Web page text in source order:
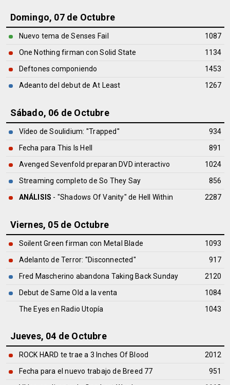
Domingo, 07 de Octubre
Nuevo tema de Senses Fail
1087
One Nothing firman con Solid State
1134
Deftones componiendo
1453
Adeanto del debut de At Least
1267
Sábado, 06 de Octubre
Vídeo de Soulidium: ''Trapped''
934
Fecha para This Is Hell
891
Avenged Sevenfold preparan DVD interactivo
1024
Streaming completo de So They Say
856
ANÁLISIS - "Shadows Of Vanity" de Hell Within 2287
Viernes, 05 de Octubre
Soilent Green firman con Metal Blade
1093
Adelanto de Terror: ''Disconnected''
917
Fred Mascherino abandona Taking Back Sunday
2120
Debut de Same Old a la venta
1084
The Eyes en Radio Utopía
1043
Jueves, 04 de Octubre
ROCK HARD te trae a 3 Inches Of Blood
2012
Fecha para el nuevo trabajo de Breed 77
951